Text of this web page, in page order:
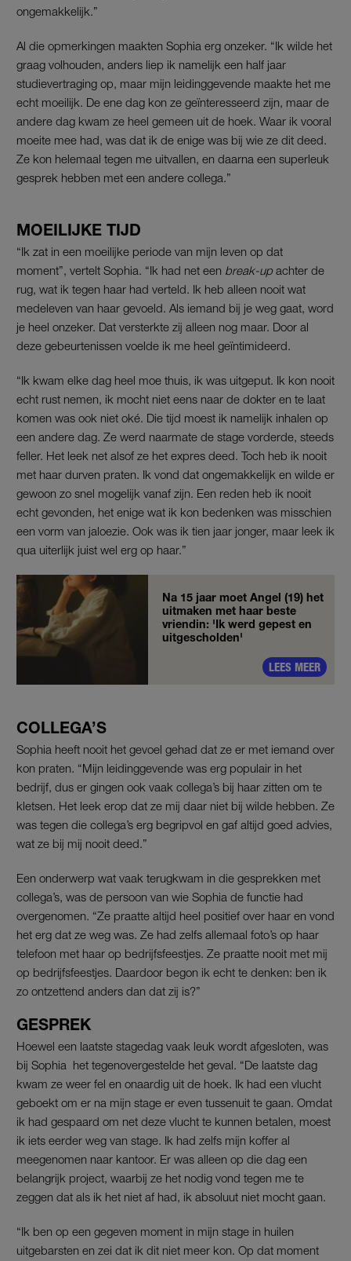
ongemakkelijk.”
Al die opmerkingen maakten Sophia erg onzeker. “Ik wilde het
graag volhouden, anders liep ik namelijk een half jaar
studievertraging op, maar mijn leidinggevende maakte het me
echt moeilijk. De ene dag kon ze geïnteresseerd zijn, maar de
andere dag kwam ze heel gemeen uit de hoek. Waar ik vooral
moeite mee had, was dat ik de enige was bij wie ze dit deed.
Ze kon helemaal tegen me uitvallen, en daarna een superleuk
gesprek hebben met een andere collega.”
MOEILIJKE TIJD
“Ik zat in een moeilijke periode van mijn leven op dat
moment”, vertelt Sophia. “Ik had net een break-up achter de
rug, wat ik tegen haar had verteld. Ik heb alleen nooit wat
medeleven van haar gevoeld. Als iemand bij je weg gaat, word
je heel onzeker. Dat versterkte zij alleen nog maar. Door al
deze gebeurtenissen voelde ik me heel geïntimideerd.
“Ik kwam elke dag heel moe thuis, ik was uitgeput. Ik kon nooit
echt rust nemen, ik mocht niet eens naar de dokter en te laat
komen was ook niet oké. Die tijd moest ik namelijk inhalen op
een andere dag. Ze werd naarmate de stage vorderde, steeds
feller. Het leek net alsof ze het expres deed. Toch heb ik nooit
met haar durven praten. Ik vond dat ongemakkelijk en wilde er
gewoon zo snel mogelijk vanaf zijn. Een reden heb ik nooit
echt gevonden, het enige wat ik kon bedenken was misschien
een vorm van jaloezie. Ook was ik tien jaar jonger, maar leek ik
qua uiterlijk juist wel erg op haar.”
Na 15 jaar moet Angel (19) het
uitmaken met haar beste
vriendin: 'Ik werd gepest en
uitgescholden'
LEES MEER
COLLEGA’S
Sophia heeft nooit het gevoel gehad dat ze er met iemand over
kon praten. “Mijn leidinggevende was erg populair in het
bedrijf, dus er gingen ook vaak collega’s bij haar zitten om te
kletsen. Het leek erop dat ze mij daar niet bij wilde hebben. Ze
was tegen die collega’s erg begripvol en gaf altijd goed advies,
wat ze bij mij nooit deed.”
Een onderwerp wat vaak terugkwam in die gesprekken met
collega’s, was de persoon van wie Sophia de functie had
overgenomen. “Ze praatte altijd heel positief over haar en vond
het erg dat ze weg was. Ze had zelfs allemaal foto’s op haar
telefoon met haar op bedrijfsfeestjes. Ze praatte nooit met mij
op bedrijfsfeestjes. Daardoor begon ik echt te denken: ben ik
zo ontzettend anders dan dat zij is?”
GESPREK
Hoewel een laatste stagedag vaak leuk wordt afgesloten, was
bij Sophia het tegenovergestelde het geval. “De laatste dag
kwam ze weer fel en onaardig uit de hoek. Ik had een vlucht
geboekt om er na mijn stage er even tussenuit te gaan. Omdat
ik had gespaard om net deze vlucht te kunnen betalen, moest
ik iets eerder weg van stage. Ik had zelfs mijn koffer al
meegenomen naar kantoor. Er was alleen op die dag een
belangrijk project, waarbij ze het nodig vond tegen me te
zeggen dat als ik het niet af had, ik absoluut niet mocht gaan.
“Ik ben op een gegeven moment in mijn stage in huilen
uitgebarsten en zei dat ik dit niet meer kon. Op dat moment